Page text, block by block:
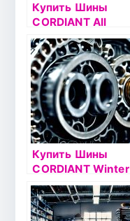
Купить Шины
CORDIANT All
Terrain
Купить Шины
CORDIANT Winter
Drive